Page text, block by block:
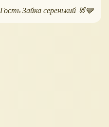
Гость Зайка серенький 🐰🩶